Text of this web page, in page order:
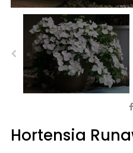
Hortensia